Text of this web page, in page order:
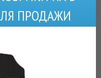
ПРОДАЖИ